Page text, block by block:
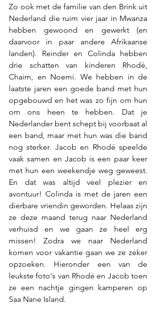
Zo ook met de familie van den Brink uit
Nederland die ruim vier jaar in Mwanza
hebben gewoond en gewerkt (en
daarvoor in paar andere Afrikaanse
landen). Reinder en Colinda hebben
drie schatten van kinderen Rhodé,
Chaim, en Noemi. We hebben in de
laatste jaren een goede band met hun
opgebouwd en het was zo fijn om hun
om ons heen te hebben. Dat je
Nederlander bent schept bij voorbaat al
een band, maar met hun was die band
nog sterker. Jacob en Rhodé speelde
vaak samen en Jacob is een paar keer
met hun een weekendje weg geweest.
En dat was altijd veel plezier en
avontuur! Colinda is met de jaren een
dierbare vriendin geworden. Helaas zijn
ze deze maand terug naar Nederland
verhuisd en we gaan ze heel erg
missen! Zodra we naar Nederland
komen voor vakantie gaan we ze zeker
opzoeken. Hieronder een van de
leukste foto's van Rhodé en Jacob toen
ze een nachtje gingen kamperen op
Saa Nane Island.